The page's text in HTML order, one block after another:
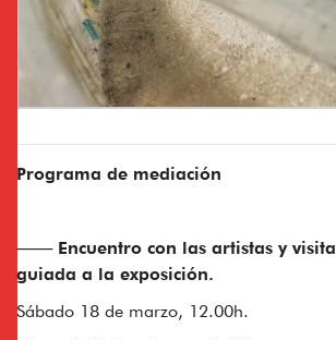
Programa de mediación
─── Encuentro con las artistas y visita
guiada a la exposición.
Sábado 18 de marzo, 12.00h.